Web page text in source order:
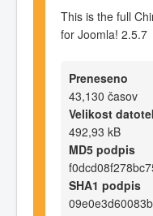
This is the full
for Joomla! 2.5.7
Preneseno
43,130 časov
Velikost
492,93 kB
MD5 podpis
SHA1 podpis